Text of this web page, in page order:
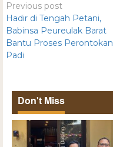
Previous post
Hadir di Tengah Petani,
Babinsa Peureulak Barat
Bantu Proses Perontokan
Padi
Don't Miss